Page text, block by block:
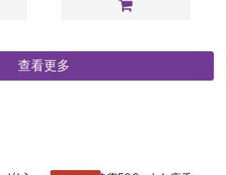
查看更多